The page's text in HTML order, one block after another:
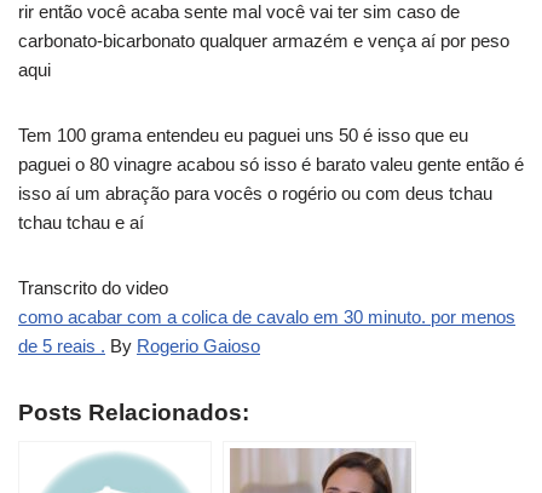
rir então você acaba sente mal você vai ter sim caso de
carbonato-bicarbonato qualquer armazém e vença aí por peso
aqui
Tem 100 grama entendeu eu paguei uns 50 é isso que eu
paguei o 80 vinagre acabou só isso é barato valeu gente então é
isso aí um abração para vocês o rogério ou com deus tchau
tchau tchau e aí
Transcrito do video
como acabar com a colica de cavalo em 30 minuto. por menos
de 5 reais . By Rogerio Gaioso
Posts Relacionados: